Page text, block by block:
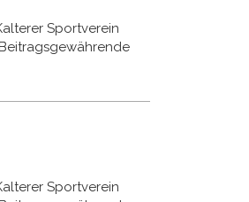
Sportverein
Sportverein